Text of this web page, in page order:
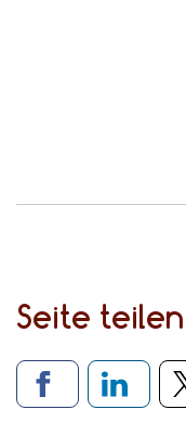
Seite teilen
Verlinkung